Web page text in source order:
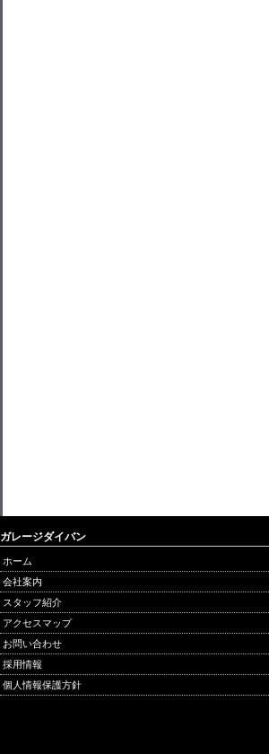
ガレージダイバン
ホーム
会社案内
スタッフ紹介
アクセスマップ
お問い合わせ
採用情報
個人情報保護方針